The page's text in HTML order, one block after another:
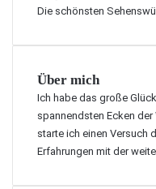
Die schönsten
Über mich
Ich habe das große
spannendsten Ecken
starte ich einen Versuch
Erfahrungen mit der